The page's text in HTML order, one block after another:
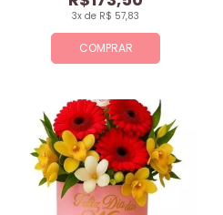
COMPRAR
3x de R$ 57,83